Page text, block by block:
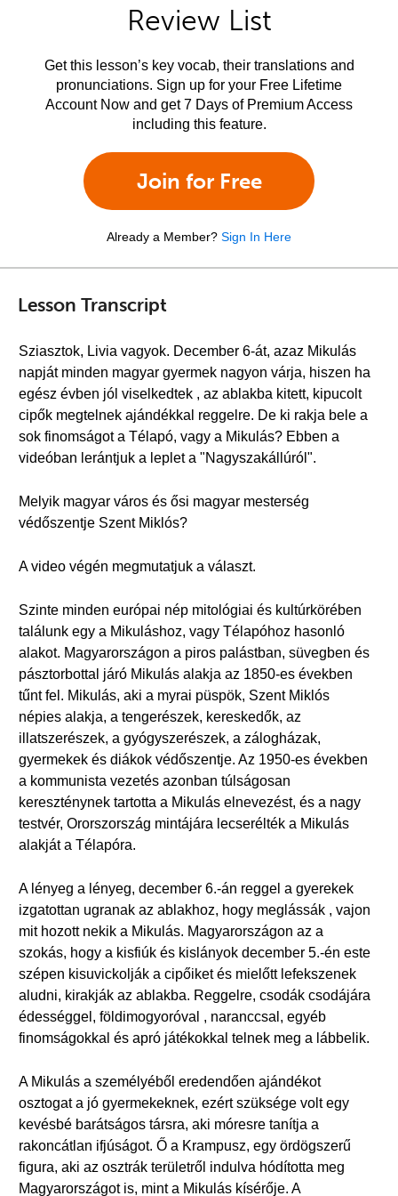
Review List
Get this lesson’s key vocab, their translations and
pronunciations. Sign up for your Free Lifetime
Account Now and get 7 Days of Premium Access
including this feature.
Join for Free
Already a Member? Sign In Here
Lesson Transcript
Sziasztok, Livia vagyok. December 6-át, azaz Mikulás
napját minden magyar gyermek nagyon várja, hiszen ha
egész évben jól viselkedtek , az ablakba kitett, kipucolt
cipők megtelnek ajándékkal reggelre. De ki rakja bele a
sok finomságot a Télapó, vagy a Mikulás? Ebben a
videóban lerántjuk a leplet a "Nagyszakállúról".
Melyik magyar város és ősi magyar mesterség
védőszentje Szent Miklós?
A video végén megmutatjuk a választ.
Szinte minden európai nép mitológiai és kultúrkörében
találunk egy a Mikuláshoz, vagy Télapóhoz hasonló
alakot. Magyarországon a piros palástban, süvegben és
pásztorbottal járó Mikulás alakja az 1850-es években
tűnt fel. Mikulás, aki a myrai püspök, Szent Miklós
népies alakja, a tengerészek, kereskedők, az
illatszerészek, a gyógyszerészek, a zálogházak,
gyermekek és diákok védőszentje. Az 1950-es években
a kommunista vezetés azonban túlságosan
kereszténynek tartotta a Mikulás elnevezést, és a nagy
testvér, Ororszország mintájára lecserélték a Mikulás
alakját a Télapóra.
A lényeg a lényeg, december 6.-án reggel a gyerekek
izgatottan ugranak az ablakhoz, hogy meglássák , vajon
mit hozott nekik a Mikulás. Magyarországon az a
szokás, hogy a kisfiúk és kislányok december 5.-én este
szépen kisuvickolják a cipőiket és mielőtt lefekszenek
aludni, kirakják az ablakba. Reggelre, csodák csodájára
édességgel, földimogyoróval , naranccsal, egyéb
finomságokkal és apró játékokkal telnek meg a lábbelik.
A Mikulás a személyéből eredendően ajándékot
osztogat a jó gyermekeknek, ezért szüksége volt egy
kevésbé barátságos társra, aki móresre tanítja a
rakoncátlan ifjúságot. Ő a Krampusz, egy ördögszerű
figura, aki az osztrák területről indulva hódította meg
Magyarországot is, mint a Mikulás kísérője. A